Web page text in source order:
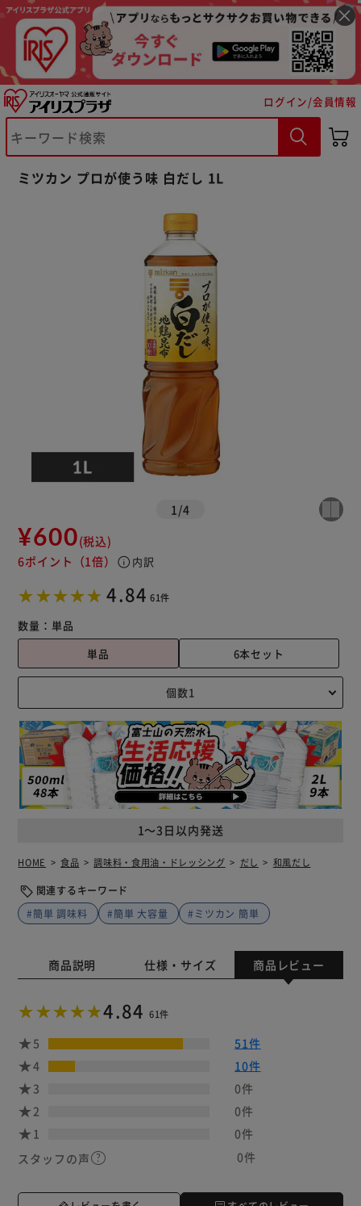
ログイン/会員情報
ミツカン プロが使う味 白だし 1L
1 /4
¥600(税込)
6ポイント （1倍） info 内訳
4.84 61件
数量： 単品
単品
6本セット
1～3日以内発送
HOME 食品 調味料・食用油・ドレッシング だし 和風だし
関連するキーワード
#簡単 調味料
#簡単 大容量 #ミツカン 簡単
商品説明 仕様・サイズ 商品レビュー
4.84 61件
5
51件
4
10件
3
0件
2
0件
1
0件
スタッフの声
0件
カートに入れる 購入手続きへ